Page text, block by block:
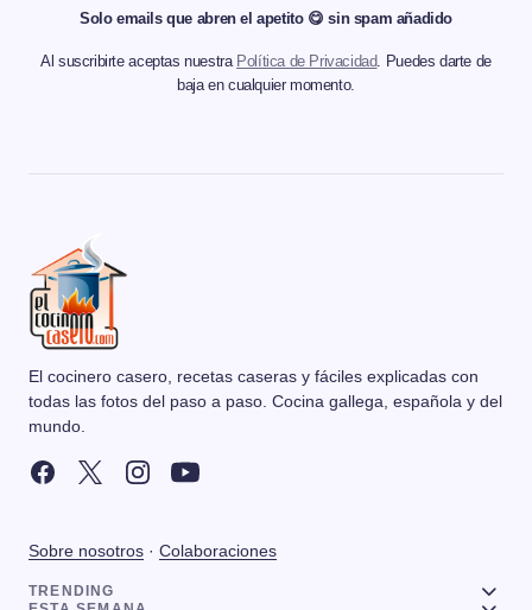
Solo emails que abren el apetito 😋 sin spam añadido
Al suscribirte aceptas nuestra Política de Privacidad. Puedes darte de
baja en cualquier momento.
El cocinero casero, recetas caseras y fáciles explicadas con
todas las fotos del paso a paso. Cocina gallega, española y del
mundo.
Sobre nosotros · Colaboraciones
TRENDING